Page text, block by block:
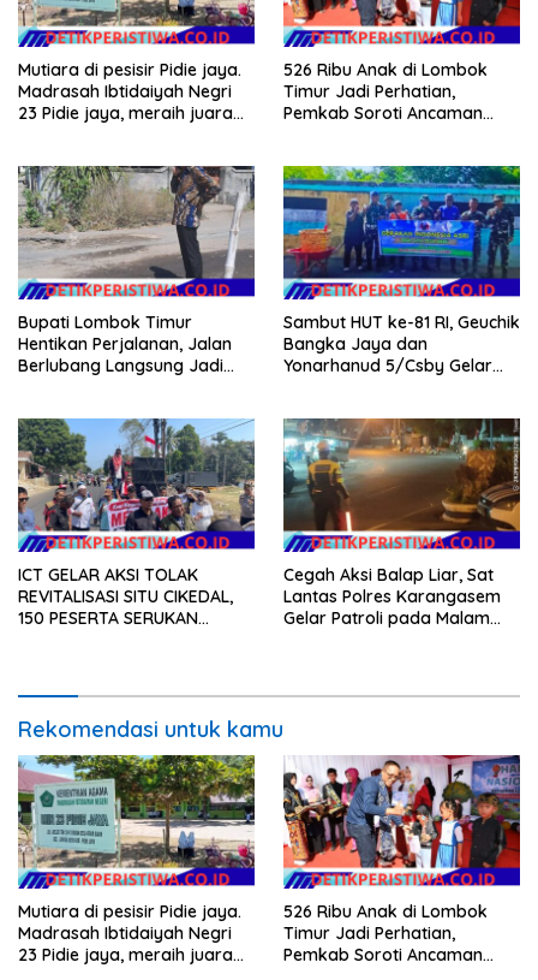
Mutiara di pesisir Pidie jaya.
Madrasah Ibtidaiyah Negri
23 Pidie jaya, meraih juara
526 Ribu Anak di Lombok
Timur Jadi Perhatian,
Pemkab Soroti Ancaman
Bupati Lombok Timur
Hentikan Perjalanan, Jalan
Berlubang Langsung Jadi
Sambut HUT ke-81 RI, Geuchik
Bangka Jaya dan
Yonarhanud 5/Csby Gelar
ICT GELAR AKSI TOLAK
REVITALISASI SITU CIKEDAL,
150 PESERTA SERUKAN
Cegah Aksi Balap Liar, Sat
Lantas Polres Karangasem
Gelar Patroli pada Malam
Rekomendasi untuk kamu
Mutiara di pesisir Pidie jaya.
Madrasah Ibtidaiyah Negri
23 Pidie jaya, meraih juara
526 Ribu Anak di Lombok
Timur Jadi Perhatian,
Pemkab Soroti Ancaman